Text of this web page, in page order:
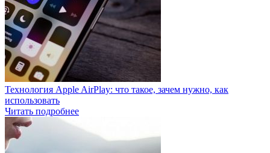
Технология Apple AirPlay: что такое, зачем нужно, как
использовать
Читать подробнее